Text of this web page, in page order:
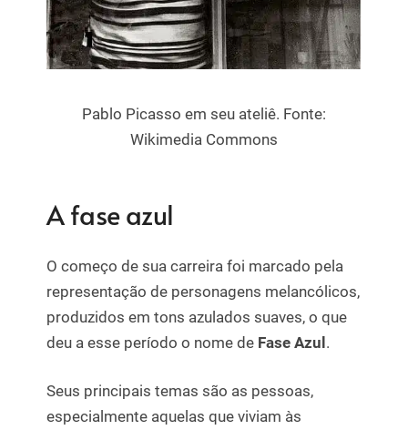
Pablo Picasso em seu ateliê. Fonte:
Wikimedia Commons
A fase azul
O começo de sua carreira foi marcado pela
representação de personagens melancólicos,
produzidos em tons azulados suaves, o que
deu a esse período o nome de Fase Azul.
Seus principais temas são as pessoas,
especialmente aquelas que viviam às